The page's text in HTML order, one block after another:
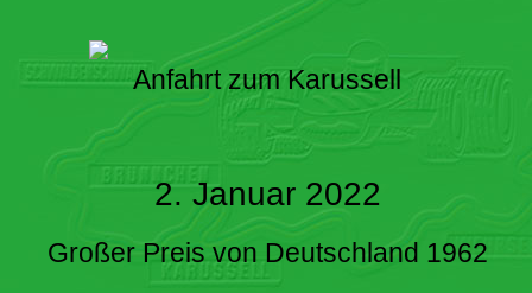
Anfahrt zum Karussell
2. Januar 2022
Großer Preis von Deutschland 1962